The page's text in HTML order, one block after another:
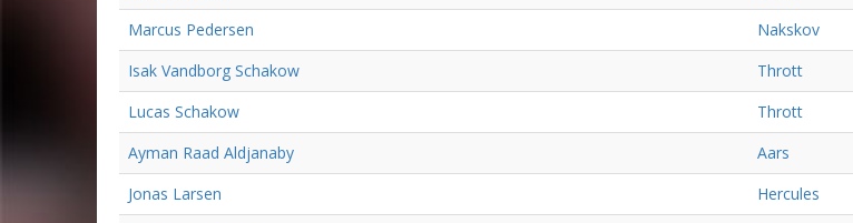
Marcus Pedersen
Nakskov
Isak Vandborg Schakow
Thrott
Lucas Schakow
Thrott
Ayman Raad Aldjanaby
Aars
Jonas Larsen
Hercules